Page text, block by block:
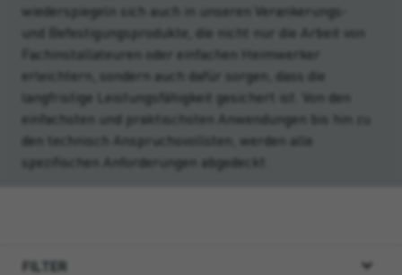
wiederspiegeln sich auch in unseren Verankerungs-
und Befestigungsprodukte, die nicht nur die Arbeit von
Fachinstallateuren oder einfachen Heimwerker
erleichtern, sondern auch dafür sorgen, dass die
langfristige Leistungsfähigkeit gesichert ist. Von den
einfachsten und praktischsten Anwendungen bis hin zu
den technisch Anspruchsvollsten, werden alle
spezifischen Anforderungen abgedeckt.
FILTER